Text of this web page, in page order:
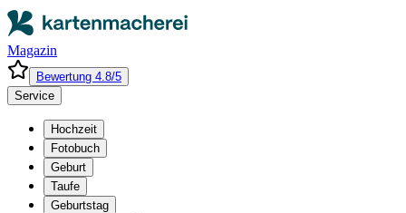
Magazin
Bewertung 4.8/5
Service
Hochzeit
Fotobuch
Geburt
Taufe
Geburtstag